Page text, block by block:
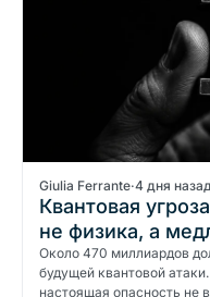
Giulia Ferrante·4 дня
Квантовая
не физика, а
Около 470 миллиардов
будущей квантовой
настоящая опасность не